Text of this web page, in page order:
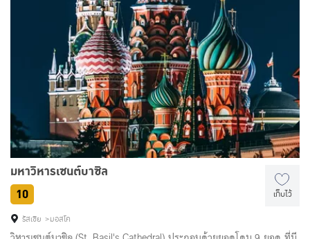
เก็บไว้
มหาวิหารเซนต์บาซิล
10
รัสเซีย มอสโค